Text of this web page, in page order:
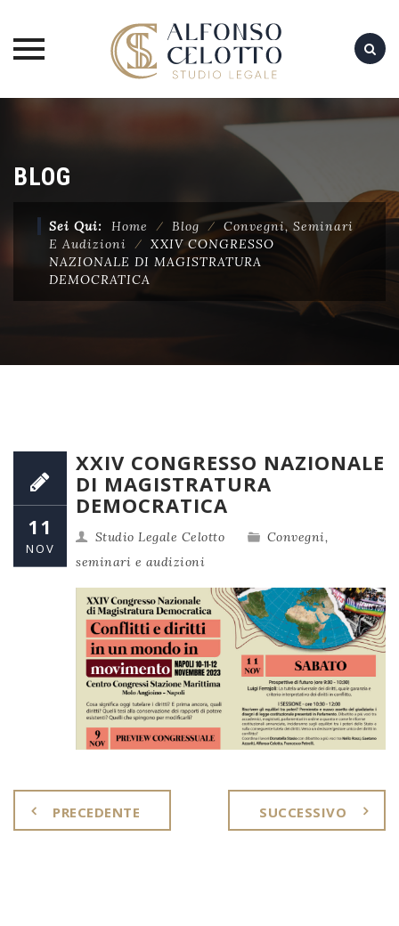
BLOG
Sei Qui: Home ⁄ Blog⁄ Convegni, Seminari
E Audizioni ⁄ XXIV CONGRESSO
NAZIONALE DI MAGISTRATURA
DEMOCRATICA
11
NOV
XXIV CONGRESSO NAZIONALE
DI MAGISTRATURA
DEMOCRATICA
Studio Legale Celotto
Convegni,
seminari e audizioni
PRECEDENTE SUCCESSIVO